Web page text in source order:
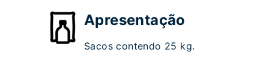
Apresentação
Sacos contendo 25 kg.